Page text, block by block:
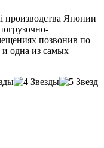
производства Японии
позвонив по
и одна из самых